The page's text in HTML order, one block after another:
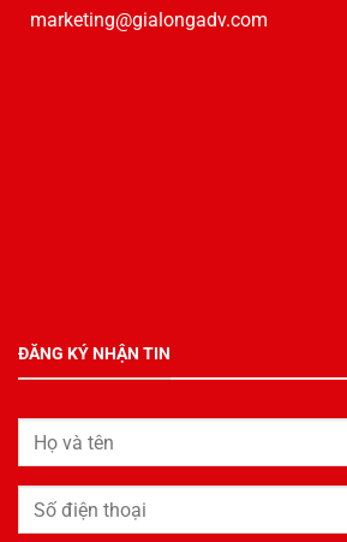
marketing@gialongadv.com
ĐĂNG KÝ NHẬN TIN